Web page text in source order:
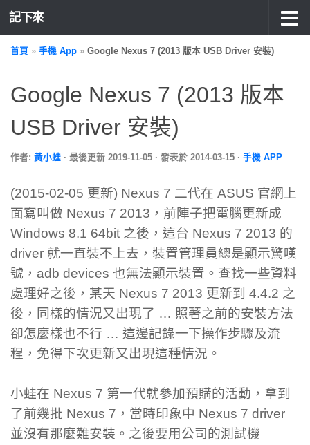
記下來
首頁 » 手機 App » Google Nexus 7 (2013 版本 USB Driver 安裝)
Google Nexus 7 (2013 版本
USB Driver 安裝)
作者: 黃小蛙 · 最後更新 2019-11-05 · 發表於 2014-03-15 · 手機 APP
(2015-02-05 更新) Nexus 7 二代在 ASUS 官網上
面寫叫做 Nexus 7 2013，前陣子把電腦更新成
Windows 8.1 64bit 之後，這台 Nexus 7 2013 的
driver 就一直裝不上去，裝置管理員總是顯示驚嘆
號，adb devices 也無法顯示裝置。查找一些資料
處理好之後，某天 Nexus 7 2013 更新到 4.4.2 之
後，同樣的情況又出現了 … 照著之前的安裝方法
卻怎麼樣也不行 … 這邊記錄一下操作步驟及流
程，免得下次更新又出現這種情況。
小蛙在 Nexus 7 第一代就參加預購的活動，拿到
了前幾批 Nexus 7，當時印象中 Nexus 7 driver
並沒有那麼難安裝。之後要用公司的測試機